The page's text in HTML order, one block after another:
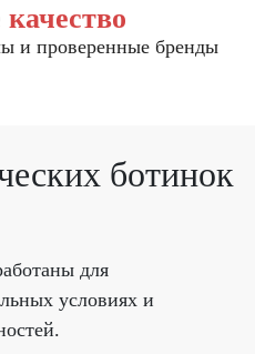
качество
и проверенные бренды
ботинок
для
условиях и